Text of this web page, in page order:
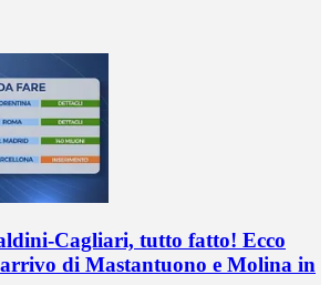
Cagliari, tutto fatto! Ecco
di Mastantuono e Molina in